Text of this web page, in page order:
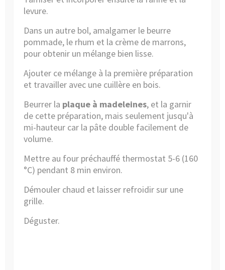
levure.
Dans un autre bol, amalgamer le beurre
pommade, le rhum et la crème de marrons,
pour obtenir un mélange bien lisse.
Ajouter ce mélange à la première préparation
et travailler avec une cuillère en bois.
Beurrer la plaque à madeleines, et la garnir
de cette préparation, mais seulement jusqu'à
mi-hauteur car la pâte double facilement de
volume.
Mettre au four préchauffé thermostat 5-6 (160
°C) pendant 8 min environ.
Démouler chaud et laisser refroidir sur une
grille.
Déguster.